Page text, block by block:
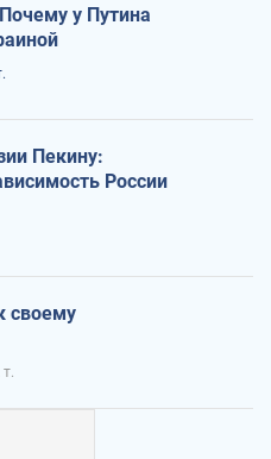
у Путина
Пекину:
России
своему